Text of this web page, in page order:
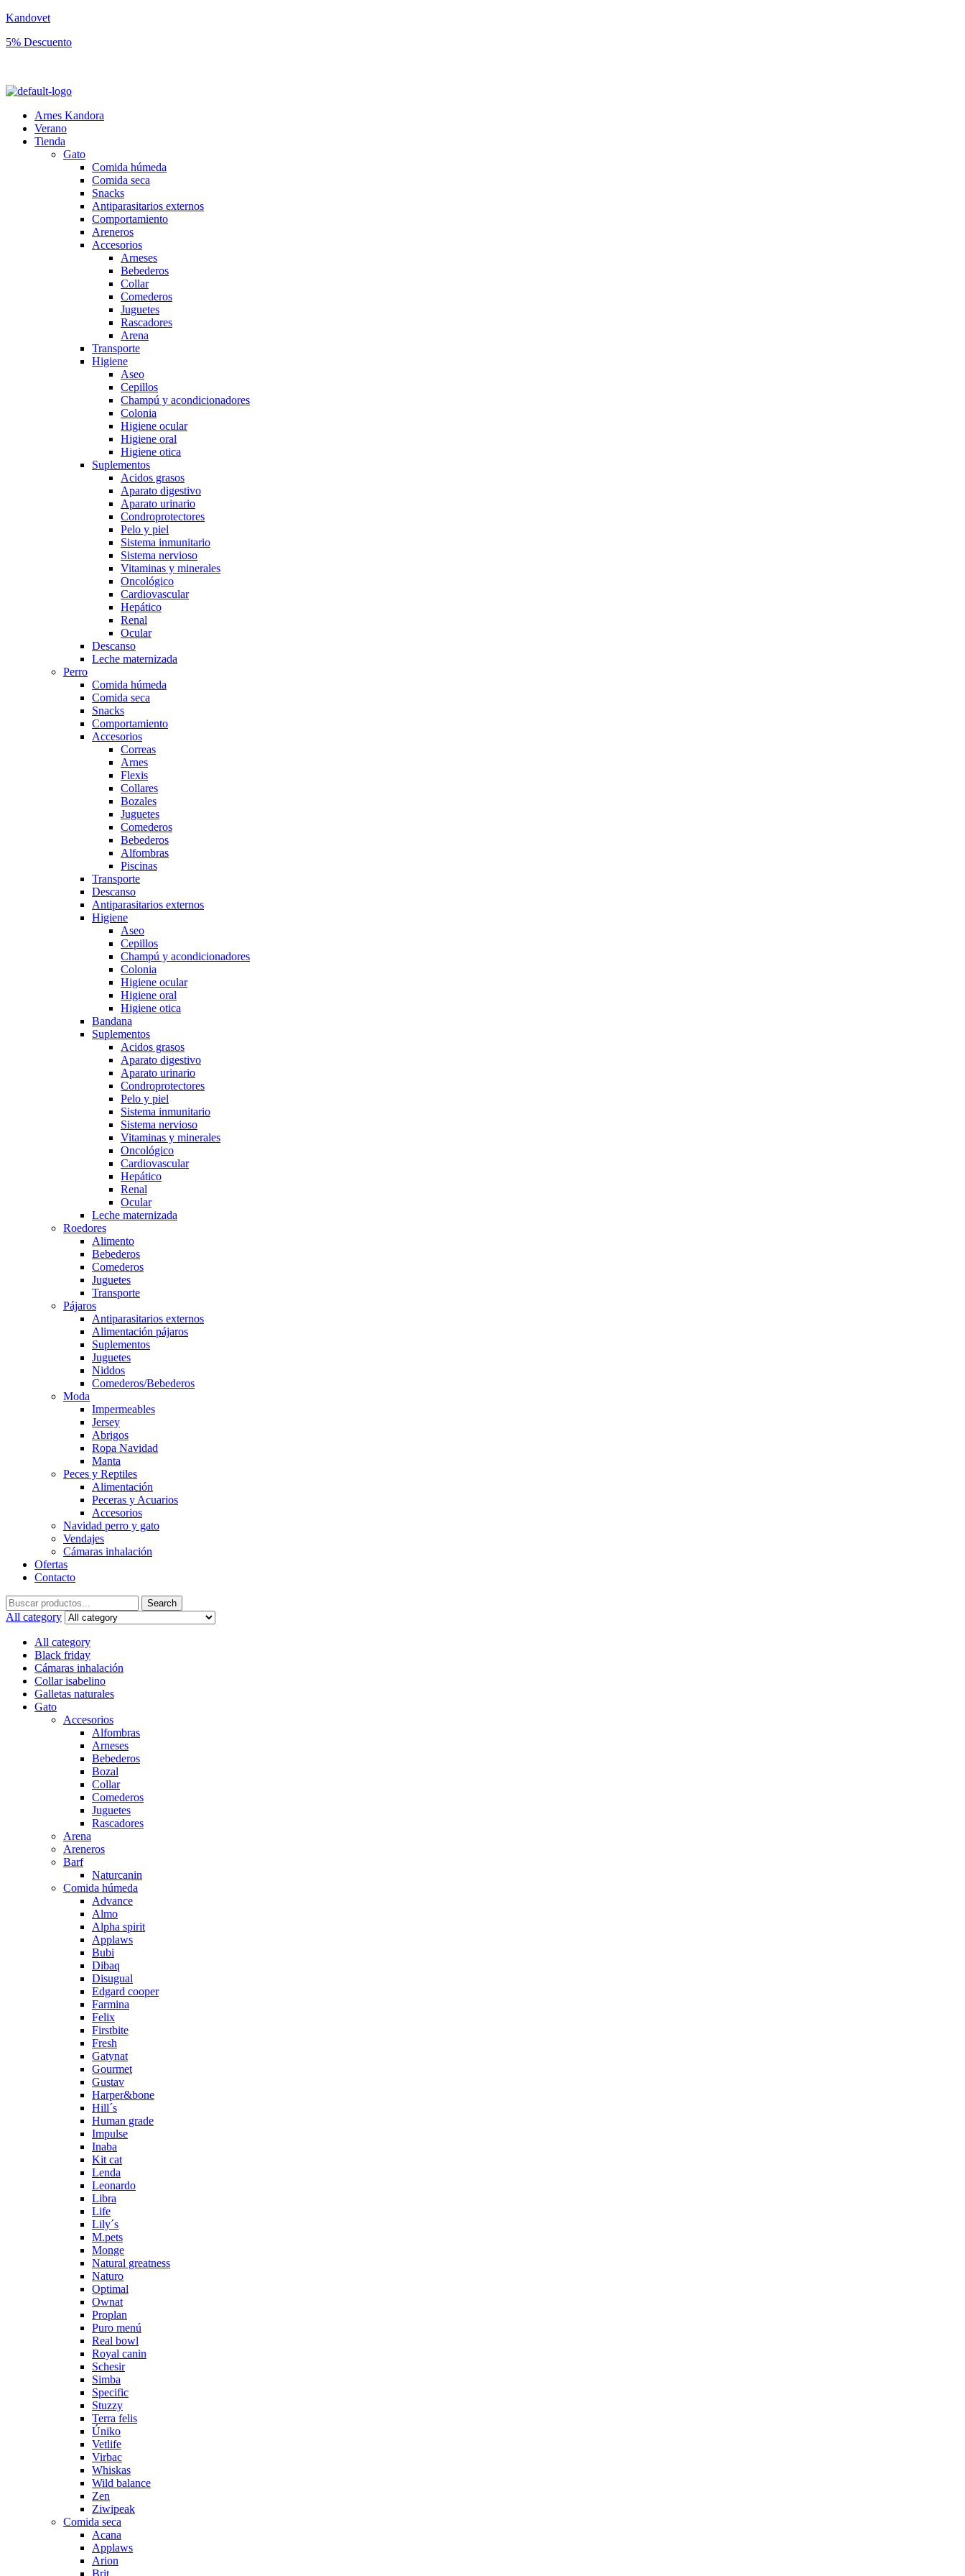
Kandovet
5% Descuento
Arnes Kandora
Verano
Tienda
Gato
Comida húmeda
Comida seca
Snacks
Antiparasitarios externos
Comportamiento
Areneros
Accesorios
Arneses
Bebederos
Collar
Comederos
Juguetes
Rascadores
Arena
Transporte
Higiene
Aseo
Cepillos
Champú y acondicionadores
Colonia
Higiene ocular
Higiene oral
Higiene otica
Suplementos
Acidos grasos
Aparato digestivo
Aparato urinario
Condroprotectores
Pelo y piel
Sistema inmunitario
Sistema nervioso
Vitaminas y minerales
Oncológico
Cardiovascular
Hepático
Renal
Ocular
Descanso
Leche maternizada
Perro
Comida húmeda
Comida seca
Snacks
Comportamiento
Accesorios
Correas
Arnes
Flexis
Collares
Bozales
Juguetes
Comederos
Bebederos
Alfombras
Piscinas
Transporte
Descanso
Antiparasitarios externos
Higiene
Aseo
Cepillos
Champú y acondicionadores
Colonia
Higiene ocular
Higiene oral
Higiene otica
Bandana
Suplementos
Acidos grasos
Aparato digestivo
Aparato urinario
Condroprotectores
Pelo y piel
Sistema inmunitario
Sistema nervioso
Vitaminas y minerales
Oncológico
Cardiovascular
Hepático
Renal
Ocular
Leche maternizada
Roedores
Alimento
Bebederos
Comederos
Juguetes
Transporte
Pájaros
Antiparasitarios externos
Alimentación pájaros
Suplementos
Juguetes
Niddos
Comederos/Bebederos
Moda
Impermeables
Jersey
Abrigos
Ropa Navidad
Manta
Peces y Reptiles
Alimentación
Peceras y Acuarios
Accesorios
Navidad perro y gato
Vendajes
Cámaras inhalación
Ofertas
Contacto
Search
for:
Search
All category
All category
Black friday
Cámaras inhalación
Collar isabelino
Galletas naturales
Gato
Accesorios
Alfombras
Arneses
Bebederos
Bozal
Collar
Comederos
Juguetes
Rascadores
Arena
Areneros
Barf
Naturcanin
Comida húmeda
Advance
Almo
Alpha spirit
Applaws
Bubi
Dibaq
Disugual
Edgard cooper
Farmina
Felix
Firstbite
Fresh
Gatynat
Gourmet
Gustav
Harper&bone
Hill´s
Human grade
Impulse
Inaba
Kit cat
Lenda
Leonardo
Libra
Life
Lily´s
M.pets
Monge
Natural greatness
Naturo
Optimal
Ownat
Proplan
Puro menú
Real bowl
Royal canin
Schesir
Simba
Specific
Stuzzy
Terra felis
Úniko
Vetlife
Virbac
Whiskas
Wild balance
Zen
Ziwipeak
Comida seca
Acana
Applaws
Arion
Brit